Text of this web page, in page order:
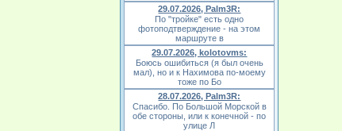
29.07.2026, Palm3R:
По "тройке" есть одно
фотоподтверждение - на этом
маршруте в
29.07.2026, kolotovms:
Боюсь ошибиться (я был очень
мал), но и к Нахимова по-моему
тоже по Бо
28.07.2026, Palm3R:
Спасибо. По Большой Морской в
обе стороны, или к конечной - по
улице Л